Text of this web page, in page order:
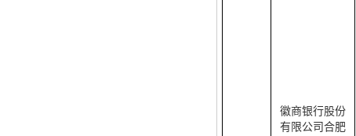
徽商银行股份
有限公司合肥